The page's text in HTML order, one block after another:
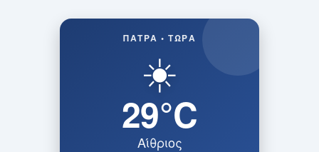
ΠΆΤΡΑ • ΤΏΡΑ
☀️
29°C
Αίθριος